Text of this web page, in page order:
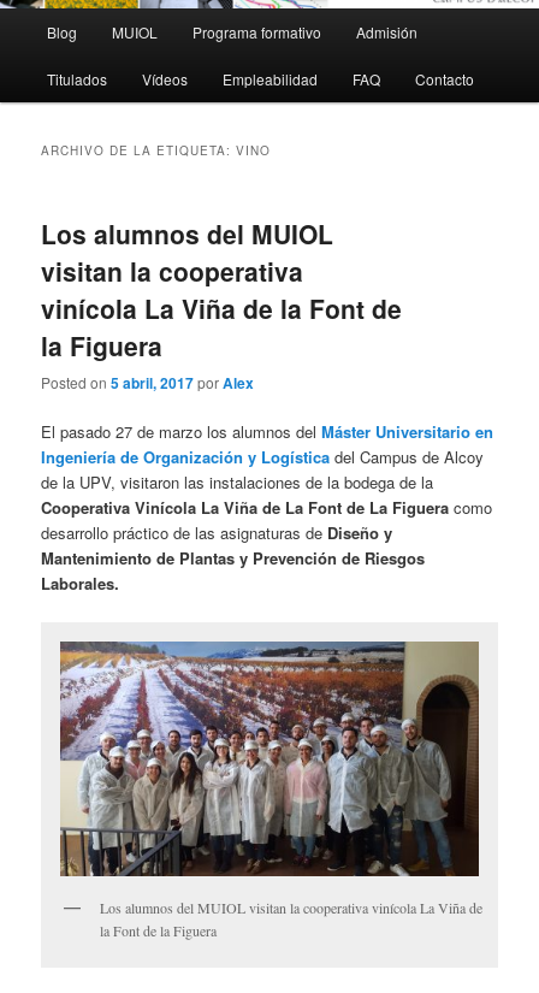
principal
Blog MUIOL Programa formativo Admisión
Titulados Vídeos Empleabilidad FAQ Contacto
ARCHIVO DE LA ETIQUETA:VINO
Los alumnos del MUIOL
visitan la cooperativa
vinícola La Viña de la Font de
la Figuera
Posted on5 abril, 2017porAlex
El pasado 27 de marzo los alumnos delMáster Universitario en
Ingeniería de Organización y Logística del Campus de Alcoy
de la UPV, visitaron las instalaciones de la bodega de la
Cooperativa Vinícola La Viña de La Font de La Figuera como
desarrollo práctico de las asignaturas de Diseño y
Mantenimiento de Plantas y Prevención de Riesgos
Laborales.
Los alumnos del MUIOL visitan la cooperativa vinícola La Viña de
la Font de la Figuera